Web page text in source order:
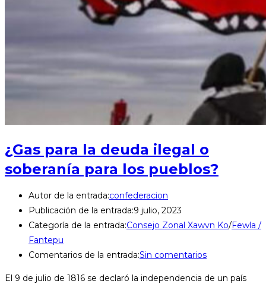
¿Gas para la deuda ilegal o
soberanía para los pueblos?
Autor de la entrada:confederacion
Publicación de la entrada:9 julio, 2023
Categoría de la entrada:Consejo Zonal Xawvn Ko/Fewla /
Fantepu
Comentarios de la entrada:Sin comentarios
El 9 de julio de 1816 se declaró la independencia de un país